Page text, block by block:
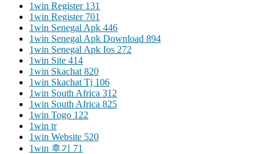
1win Register 131
1win Register 701
1win Senegal Apk 446
1win Senegal Apk Download 894
1win Senegal Apk Ios 272
1win Site 414
1win Skachat 820
1win Skachat Tj 106
1win South Africa 312
1win South Africa 825
1win Togo 122
1win tr
1win Website 520
1win 후기 71